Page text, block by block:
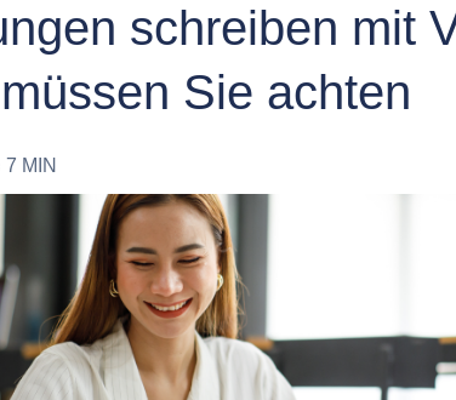
schreiben mit
Sie achten
7 MIN